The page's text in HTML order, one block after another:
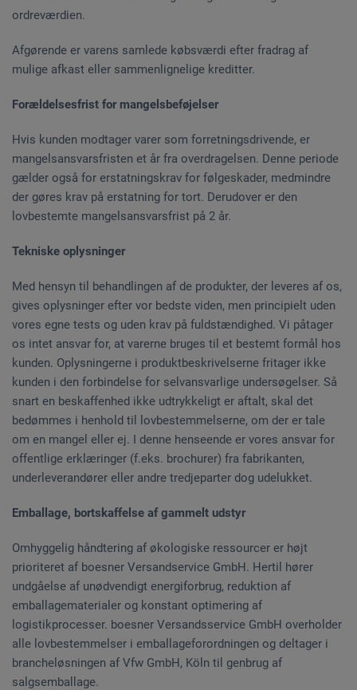
ordreværdien.
Afgørende er varens samlede købsværdi efter fradrag af
mulige afkast eller sammenlignelige kreditter.
Forældelsesfrist for mangelsbeføjelser
Hvis kunden modtager varer som forretningsdrivende, er
mangelsansvarsfristen et år fra overdragelsen. Denne periode
gælder også for erstatningskrav for følgeskader, medmindre
der gøres krav på erstatning for tort. Derudover er den
lovbestemte mangelsansvarsfrist på 2 år.
Tekniske oplysninger
Med hensyn til behandlingen af de produkter, der leveres af os,
gives oplysninger efter vor bedste viden, men principielt uden
vores egne tests og uden krav på fuldstændighed. Vi påtager
os intet ansvar for, at varerne bruges til et bestemt formål hos
kunden. Oplysningerne i produktbeskrivelserne fritager ikke
kunden i den forbindelse for selvansvarlige undersøgelser. Så
snart en beskaffenhed ikke udtrykkeligt er aftalt, skal det
bedømmes i henhold til lovbestemmelserne, om der er tale
om en mangel eller ej. I denne henseende er vores ansvar for
offentlige erklæringer (f.eks. brochurer) fra fabrikanten,
underleverandører eller andre tredjeparter dog udelukket.
Emballage, bortskaffelse af gammelt udstyr
Omhyggelig håndtering af økologiske ressourcer er højt
prioriteret af boesner Versandservice GmbH. Hertil hører
undgåelse af unødvendigt energiforbrug, reduktion af
emballagematerialer og konstant optimering af
logistikprocesser. boesner Versandsservice GmbH overholder
alle lovbestemmelser i emballageforordningen og deltager i
brancheløsningen af Vfw GmbH, Köln til genbrug af
salgsemballage.